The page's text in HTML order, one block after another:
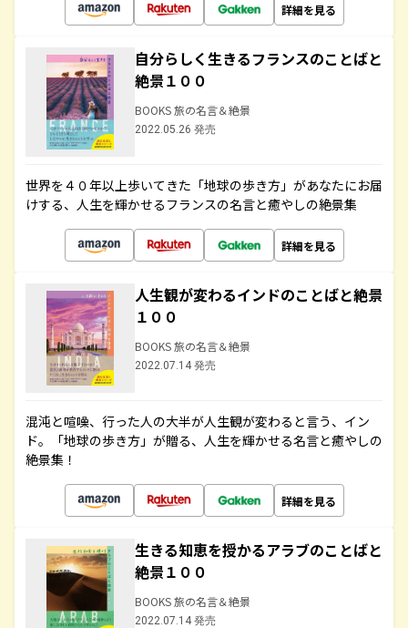
詳細を見る
自分らしく生きるフランスのことばと
絶景１００
BOOKS 旅の名言＆絶景
2022.05.26 発売
世界を４０年以上歩いてきた「地球の歩き方」があなたにお届
けする、人生を輝かせるフランスの名言と癒やしの絶景集
詳細を見る
人生観が変わるインドのことばと絶景
１００
BOOKS 旅の名言＆絶景
2022.07.14 発売
混沌と喧噪、行った人の大半が人生観が変わると言う、イン
ド。「地球の歩き方」が贈る、人生を輝かせる名言と癒やしの
絶景集！
詳細を見る
生きる知恵を授かるアラブのことばと
絶景１００
BOOKS 旅の名言＆絶景
2022.07.14 発売